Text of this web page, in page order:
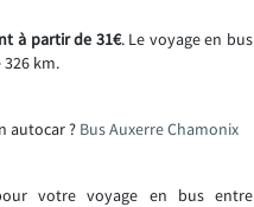
à partir de 31€. Le voyage en bus
km.
autocar ? Bus Auxerre Chamonix
votre voyage en bus entre